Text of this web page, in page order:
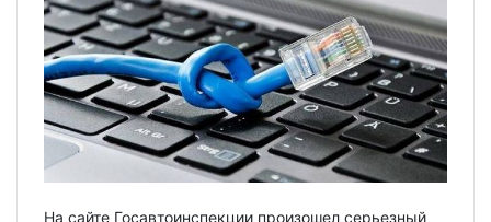
На сайте Госавтоинспекции произошел серьезный